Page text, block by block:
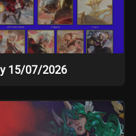
15/07/2026